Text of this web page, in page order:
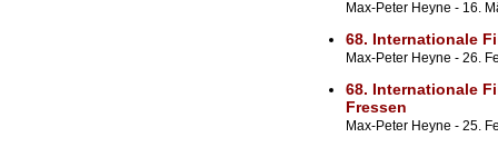
Max-Peter Heyne - 16.
68. Internationale
Max-Peter Heyne - 26.
68. Internationale
Fressen
Max-Peter Heyne - 25.